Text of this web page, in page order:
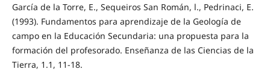
García de la Torre, E., Sequeiros San Román, l., Pedrinaci, E.
(1993). Fundamentos para aprendizaje de la Geología de
campo en la Educación Secundaria: una propuesta para la
formación del profesorado. Enseñanza de las Ciencias de la
Tierra, 1.1, 11-18.